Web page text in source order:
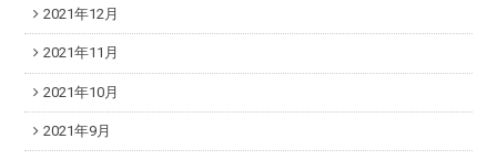
2021年12月
2021年11月
2021年10月
2021年9月